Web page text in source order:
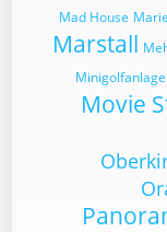
Mad House
Marstall
Movie